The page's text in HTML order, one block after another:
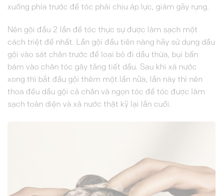
xuống phía trước để tóc phải chịu áp lực, giảm gãy rụng.
Nên gội đầu 2 lần để tóc thực sự được làm sạch một
cách triệt để nhất. Lần gội đầu tiên nàng hãy sử dụng dầu
gội vào sát chân trước để loại bỏ đi dầu thừa, bụi bẩn
bám vào chân tóc gây tăng tiết dầu. Sau khi xả nước
xong thì bắt đầu gội thêm một lần nữa, lần này thì nên
thoa đều dầu gội cả chân và ngọn tóc để tóc được làm
sạch toàn diện và xả nước thật kỹ lại lần cuối.